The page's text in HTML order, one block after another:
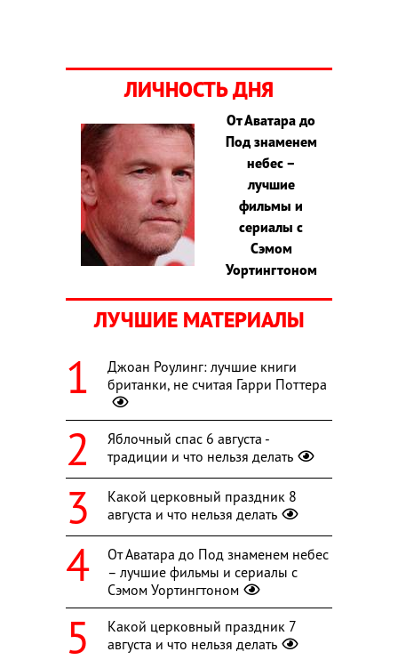
ЛИЧНОСТЬ ДНЯ
От Аватара до
Под знаменем
небес –
лучшие
фильмы и
сериалы с
Сэмом
Уортингтоном
ЛУЧШИЕ МАТЕРИАЛЫ
Джоан Роулинг: лучшие книги
британки, не считая Гарри Поттера
Яблочный спас 6 августа -
традиции и что нельзя делать
Какой церковный праздник 8
августа и что нельзя делать
От Аватара до Под знаменем небес
– лучшие фильмы и сериалы с
Сэмом Уортингтоном
Какой церковный праздник 7
августа и что нельзя делать